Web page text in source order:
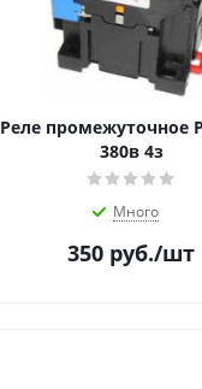
Реле промежуточное
380в 4з
Много
350 руб./шт